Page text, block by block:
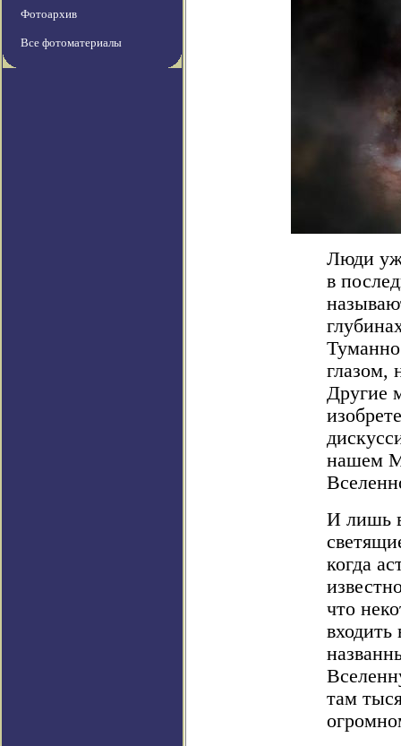
Фотоархив
Все фотоматериалы
Люди
в
глазом,
Другие
нашем
И лишь
когда
что
там